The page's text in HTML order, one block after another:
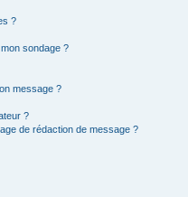
?
sondage ?
message ?
?
de rédaction de message ?